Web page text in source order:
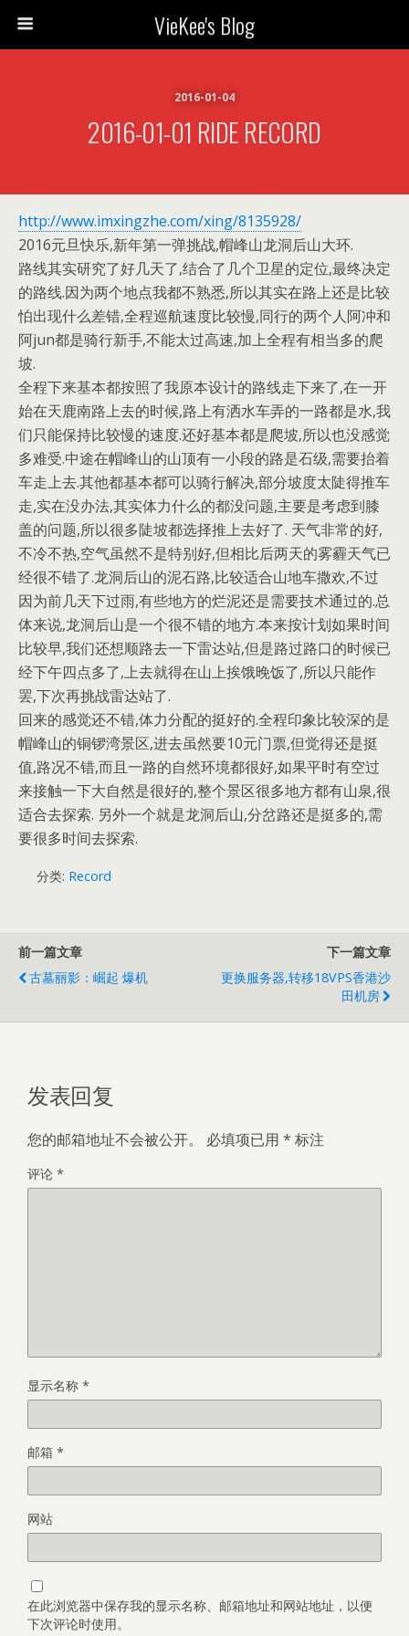
VieKee's Blog
2016-01-04
2016-01-01 RIDE RECORD
http://www.imxingzhe.com/xing/8135928/
2016元旦快乐,新年第一弹挑战,帽峰山龙洞后山大环.
路线其实研究了好几天了,结合了几个卫星的定位,最终决定
的路线.因为两个地点我都不熟悉,所以其实在路上还是比较
怕出现什么差错,全程巡航速度比较慢,同行的两个人阿冲和
阿jun都是骑行新手,不能太过高速,加上全程有相当多的爬
坡.
全程下来基本都按照了我原本设计的路线走下来了,在一开
始在天鹿南路上去的时候,路上有洒水车弄的一路都是水,我
们只能保持比较慢的速度.还好基本都是爬坡,所以也没感觉
多难受.中途在帽峰山的山顶有一小段的路是石级,需要抬着
车走上去.其他都基本都可以骑行解决,部分坡度太陡得推车
走,实在没办法,其实体力什么的都没问题,主要是考虑到膝
盖的问题,所以很多陡坡都选择推上去好了. 天气非常的好,
不冷不热,空气虽然不是特别好,但相比后两天的雾霾天气已
经很不错了.龙洞后山的泥石路,比较适合山地车撒欢,不过
因为前几天下过雨,有些地方的烂泥还是需要技术通过的.总
体来说,龙洞后山是一个很不错的地方.本来按计划如果时间
比较早,我们还想顺路去一下雷达站,但是路过路口的时候已
经下午四点多了,上去就得在山上挨饿晚饭了,所以只能作
罢,下次再挑战雷达站了.
回来的感觉还不错,体力分配的挺好的.全程印象比较深的是
帽峰山的铜锣湾景区,进去虽然要10元门票,但觉得还是挺
值,路况不错,而且一路的自然环境都很好,如果平时有空过
来接触一下大自然是很好的,整个景区很多地方都有山泉,很
适合去探索. 另外一个就是龙洞后山,分岔路还是挺多的,需
要很多时间去探索.
分类: Record
前一篇文章
古墓丽影：崛起 爆机
下一篇文章
更换服务器,转移18VPS香港沙
田机房
发表回复
您的邮箱地址不会被公开。 必填项已用 * 标注
评论 *
显示名称 *
邮箱 *
网站
在此浏览器中保存我的显示名称、邮箱地址和网站地址，以便
下次评论时使用。